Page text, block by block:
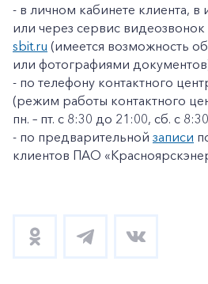
Корпоративным
- в личном кабинете клиента,
или через сервис видеозвонок
sbit.ru (имеется возможность
или фотографиями
- по телефону контактного
(режим работы контактного
пн. – пт. с 8:30 до 21:00, сб. с
- по предварительной записи
клиентов ПАО